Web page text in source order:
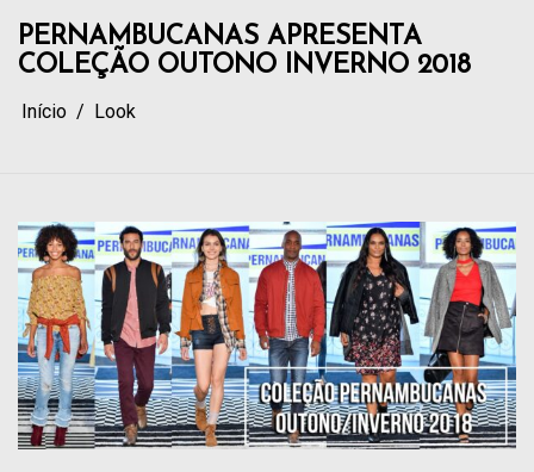
PERNAMBUCANAS APRESENTA
COLEÇÃO OUTONO INVERNO 2018
Início Look